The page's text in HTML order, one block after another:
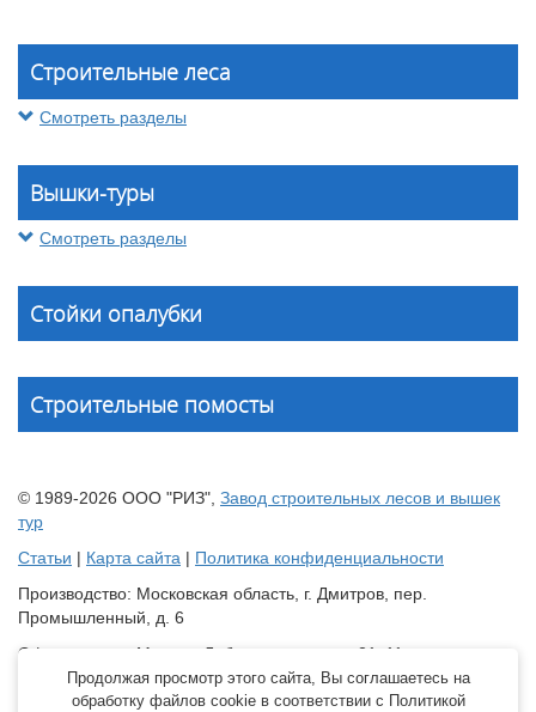
Строительные леса
Смотреть разделы
Вышки-туры
Смотреть разделы
Стойки опалубки
Строительные помосты
© 1989-2026 ООО "РИЗ", Завод строительных лесов и вышек
тур
Статьи | Карта сайта | Политика конфиденциальности
Производство: Московская область, г. Дмитров, пер.
Промышленный, д. 6
Офис продаж: Москва, Лобненская улица, 21с11
Склад: Краснодарский край, Динской район, станица
Продолжая просмотр этого сайта, Вы соглашаетесь на
обработку файлов cookie в соответствии с Политикой